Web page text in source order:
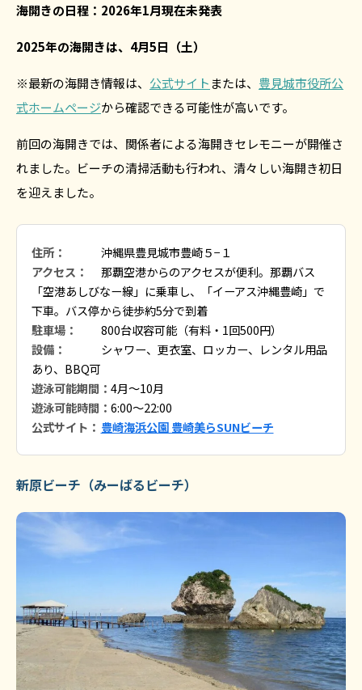
海開きの日程：2026年1月現在未発表
2025年の海開きは、4月5日（土）
※最新の海開き情報は、 公式サイト または、 豊見城市役所公
式ホームページから確認できる可能性が高いです。
前回の海開きでは、関係者による海開きセレモニーが開催さ
れました。ビーチの清掃活動も行われ、清々しい海開き初日
を迎えました。
住所：
沖縄県豊見城市豊崎５−１
アクセス：
那覇空港からのアクセスが便利。那覇バス
「空港あしびなー線」に乗車し、「イーアス沖縄豊崎」で
下車。バス停から徒歩約5分で到着
駐車場：
800台収容可能（有料・1回500円）
設備：
シャワー、更衣室、ロッカー、レンタル用品
あり、BBQ可
遊泳可能期間： 4月〜10月
遊泳可能時間： 6:00～22:00
公式サイト： 豊崎海浜公園 豊崎美らSUNビーチ
新原ビーチ（みーばるビーチ）